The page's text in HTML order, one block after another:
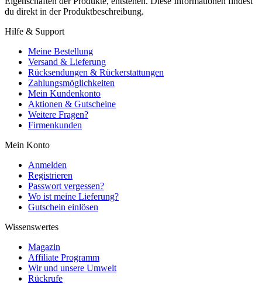
du direkt in der Produktbeschreibung.
Hilfe & Support
Meine Bestellung
Versand & Lieferung
Rücksendungen & Rückerstattungen
Zahlungsmöglichkeiten
Mein Kundenkonto
Aktionen & Gutscheine
Weitere Fragen?
Firmenkunden
Mein Konto
Anmelden
Registrieren
Passwort vergessen?
Wo ist meine Lieferung?
Gutschein einlösen
Wissenswertes
Magazin
Affiliate Programm
Wir und unsere Umwelt
Rückrufe